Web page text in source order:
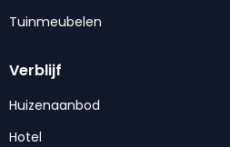
Tuinmeubelen
Verblijf
Huizenaanbod
Hotel